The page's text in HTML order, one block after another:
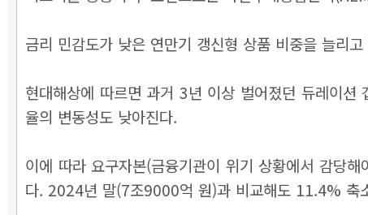
금리 민감도가 낮은 연만기 갱신형 상품 비중을 늘리
현대해상에 따르면 과거 3년 이상 벌어졌던 듀레이
율의 변동성도 낮아진다.
이에 따라 요구자본(금융기관이 위기 상황에서 감당
다. 2024년 말(7조9000억 원)과 비교해도 11.4% 축